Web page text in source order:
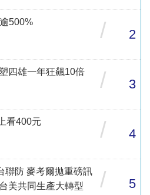
500%
/ 2
四雄一年狂飆10倍
/ 3
看400元
/ 4
聯防 麥考爾拋重磅訊
美共同生產大轉型
/ 5